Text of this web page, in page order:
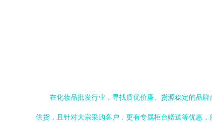
在化妆品批发行业，寻找质优价廉、货源稳定的品
供货，且针对大宗采购客户，更有专属柜台赠送等优惠